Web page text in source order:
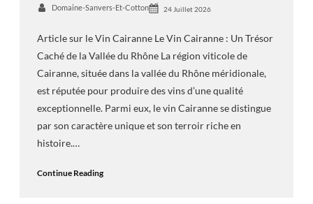
Domaine-Sanvers-Et-Cotton 24 Juillet 2026
Article sur le Vin Cairanne Le Vin Cairanne : Un Trésor
Caché de la Vallée du Rhône La région viticole de
Cairanne, située dans la vallée du Rhône méridionale,
est réputée pour produire des vins d’une qualité
exceptionnelle. Parmi eux, le vin Cairanne se distingue
par son caractère unique et son terroir riche en
histoire.…
Continue Reading